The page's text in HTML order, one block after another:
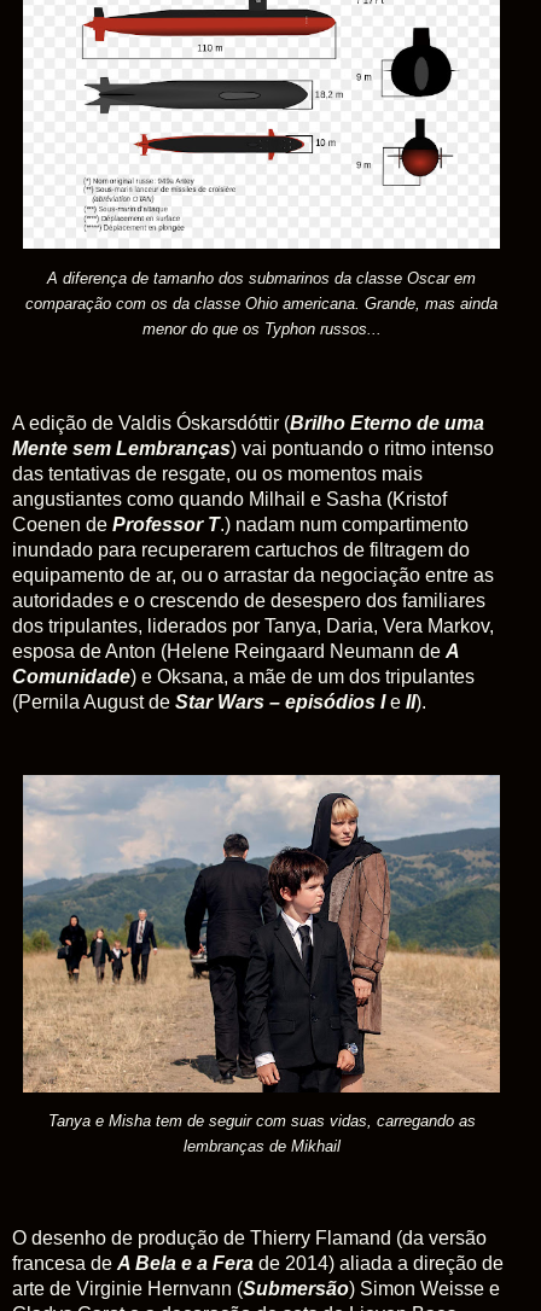
A diferença de tamanho dos submarinos da classe Oscar em
comparação com os da classe Ohio americana. Grande, mas ainda
menor do que os Typhon russos...
A edição de Valdis Óskarsdóttir (Brilho Eterno de uma
Mente sem Lembranças) vai pontuando o ritmo intenso
das tentativas de resgate, ou os momentos mais
angustiantes como quando Milhail e Sasha (Kristof
Coenen de Professor T.) nadam num compartimento
inundado para recuperarem cartuchos de filtragem do
equipamento de ar, ou o arrastar da negociação entre as
autoridades e o crescendo de desespero dos familiares
dos tripulantes, liderados por Tanya, Daria, Vera Markov,
esposa de Anton (Helene Reingaard Neumann de A
Comunidade) e Oksana, a mãe de um dos tripulantes
(Pernila August de Star Wars – episódios Ie II).
Tanya e Misha tem de seguir com suas vidas, carregando as
lembranças de Mikhail
O desenho de produção de Thierry Flamand (da versão
francesa de A Bela e a Fera de 2014) aliada a direção de
arte de Virginie Hernvann (Submersão) Simon Weisse e